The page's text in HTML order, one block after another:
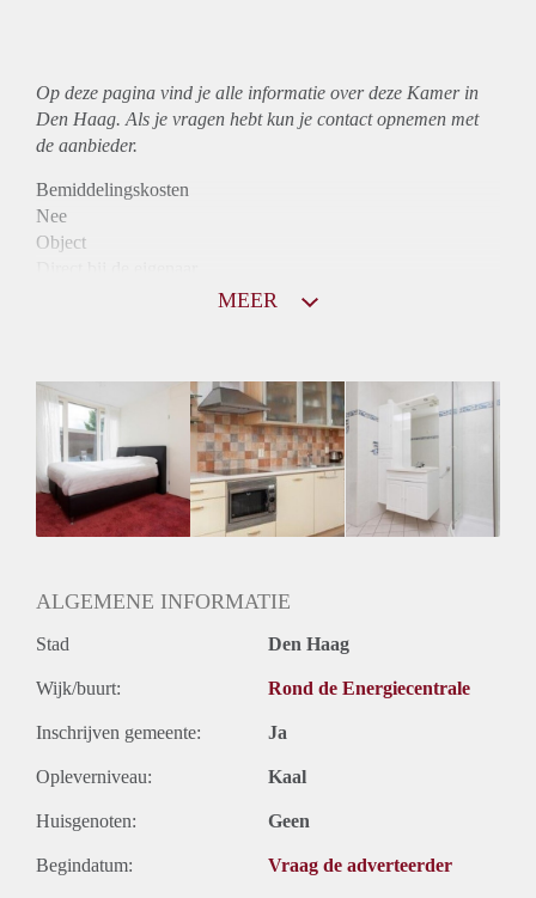
Op deze pagina vind je alle informatie over deze Kamer in
Den Haag. Als je vragen hebt kun je contact opnemen met
de aanbieder.
Bemiddelingskosten
Nee
Object
Huurtoeslag
Niet mogelijk
Inkomen eis
N.V.T.
Huurtermijn
Onbepaalde termijn
MEER
ALGEMENE INFORMATIE
Stad Den Haag
Wijk/buurt: Rond de Energiecentrale
Inschrijven gemeente: Ja
Opleverniveau: Kaal
Huisgenoten: Geen
Begindatum: Vraag de adverteerder